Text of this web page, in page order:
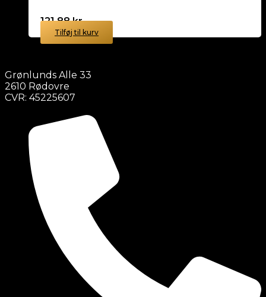
121,88kr.
Tilføj til kurv
Grønlunds Alle 33
2610 Rødovre
CVR: 45225607